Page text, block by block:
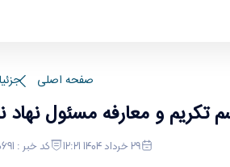
صفحه اصلی
تکریم و معارفه مسئول
29 خرداد 1404 12:21 کد خبر : 50691